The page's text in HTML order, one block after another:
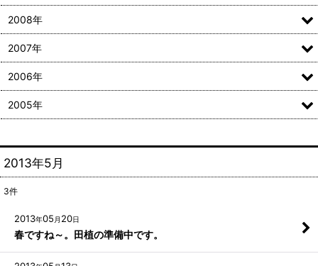
2013年5月
3件
2013年05 月 20日
春ですね～。田植の準備中です。
2008年
2007年
2006年
2005年